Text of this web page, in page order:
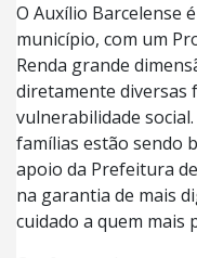
O Auxílio Barcelense
município, com um
Renda grande
diretamente diversas
vulnerabilidade
famílias estão sendo
apoio da Prefeitura
na garantia de mais
cuidado a quem mais